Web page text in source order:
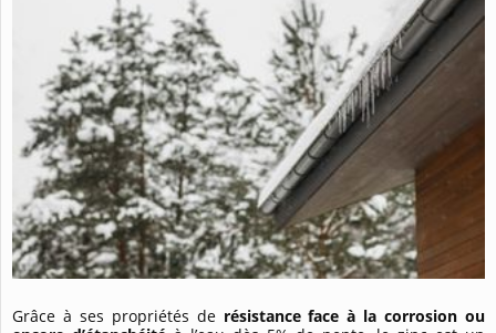
Grâce à ses propriétés derésistance face à la corrosion ou